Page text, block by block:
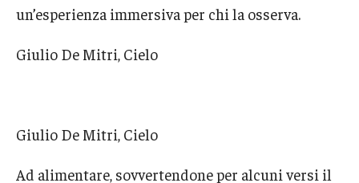
un’esperienza immersiva per chi la osserva.
Giulio De Mitri, Cielo
Giulio De Mitri, Cielo
Ad alimentare, sovvertendone per alcuni versi il